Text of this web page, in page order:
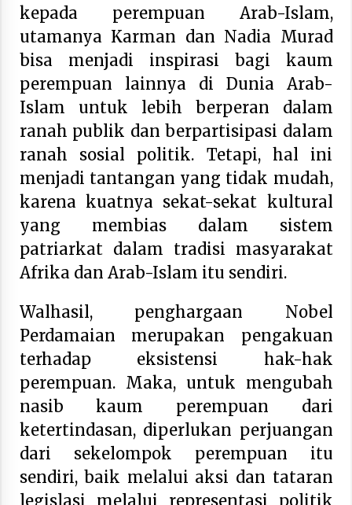
kepada perempuan Arab-Islam,
utamanya Karman dan Nadia Murad
bisa menjadi inspirasi bagi kaum
perempuan lainnya di Dunia Arab-
Islam untuk lebih berperan dalam
ranah publik dan berpartisipasi dalam
ranah sosial politik. Tetapi, hal ini
menjadi tantangan yang tidak mudah,
karena kuatnya sekat-sekat kultural
yang membias dalam sistem
patriarkat dalam tradisi masyarakat
Afrika dan Arab-Islam itu sendiri.
Walhasil, penghargaan Nobel
Perdamaian merupakan pengakuan
terhadap eksistensi hak-hak
perempuan. Maka, untuk mengubah
nasib kaum perempuan dari
ketertindasan, diperlukan perjuangan
dari sekelompok perempuan itu
sendiri, baik melalui aksi dan tataran
legislasi melalui representasi politik